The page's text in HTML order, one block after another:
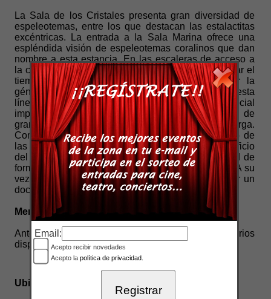
Email:
Acepto recibir novedades
Acepto la política de privacidad.
La Sala de los Cristales presenta gran diversidad de
espeleotemas, entre los que destacan las estalactitas
excéntricas. La entrada a la Sala Marina ofrece una
espléndida visión de espeleotemas coralinos que dan
nombre a esta estancia. En las escaleras de acceso a
la cueva, una línea del tiempo nos invita a interpretar el
tiempo geológico para ayudarnos a comprender la
génesis del paisaje que nos rodea. A mitad de esta
línea del tiempo, la cueva adquiere especial
importancia mediante una exposición fotográfica de
gran formato, como muestra de los tesoros que alberga.
Como complemento, se aconseja visitar el Museo de
las Formaciones en el pueblo de Molinos. En el edificio
del nuevo lavadero, ha sido replicada la diversidad de
formaciones que adornan la Sala de los Cristales. A su
vez un aula de audiovisuales nos invita a apreciar un
documental-spot de la cueva y el pueblo.
Menores de 6 años GRATIS
Antes de comprar consulta los días y horarios
disponibles en elPDF
Ubicación: